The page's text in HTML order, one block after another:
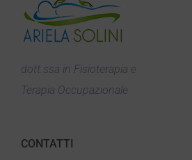
dott.ssa in Fisioterapia e
Terapia Occupazionale
CONTATTI